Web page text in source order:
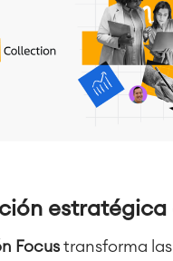
estratégica
Focus transforma las